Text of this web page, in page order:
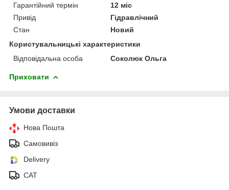
Гарантійний термін
12 міс
Привід
Гідравлічний
Стан
Новий
Користувальницькі характеристики
Відповідальна особа
Соколюк Ольга
Приховати
Умови доставки
Нова Пошта
Самовивіз
Delivery
САТ